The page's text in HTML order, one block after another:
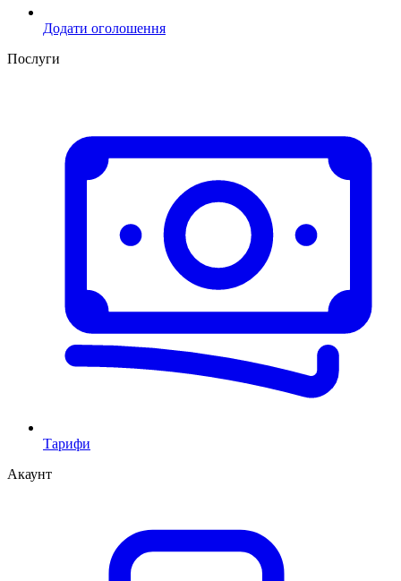
Додати оголошення
Послуги
Тарифи
Акаунт